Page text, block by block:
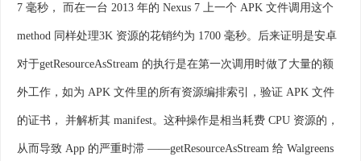
7 毫秒， 而在一台 2013 年的 Nexus 7 上一个 APK 文件调用这个
method 同样处理3K 资源的花销约为 1700 毫秒。后来证明是安卓
对于getResourceAsStream 的执行是在第一次调用时做了大量的额
外工作，如为 APK 文件里的所有资源编排索引，验证 APK 文件
的证书， 并解析其 manifest。这种操作是相当耗费 CPU 资源的，
从而导致 App 的严重时滞 ——getResourceAsStream 给 Walgreens